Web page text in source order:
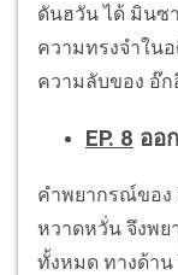
ดันฮวัน ได้ มินซ
ความทรงจำใน
ความลับของ อ๊
EP. 8 ออ
คำพยากรณ์ของ
หวาดหวั่น จึงพ
ทั้งหมด ทางด้าน